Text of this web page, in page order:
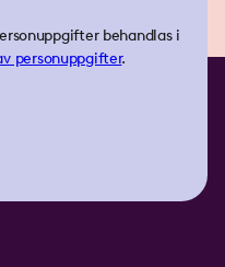
behandlas i
personuppgifter.